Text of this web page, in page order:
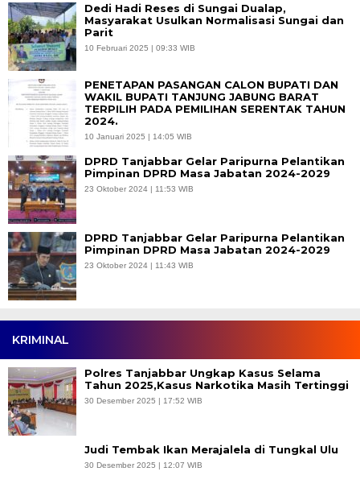
Dedi Hadi Reses di Sungai Dualap,
Masyarakat Usulkan Normalisasi Sungai dan
Parit
10 Februari 2025 | 09:33 WIB
PENETAPAN PASANGAN CALON BUPATI DAN
WAKIL BUPATI TANJUNG JABUNG BARAT
TERPILIH PADA PEMILIHAN SERENTAK TAHUN
2024.
10 Januari 2025 | 14:05 WIB
DPRD Tanjabbar Gelar Paripurna Pelantikan
Pimpinan DPRD Masa Jabatan 2024-2029
23 Oktober 2024 | 11:53 WIB
DPRD Tanjabbar Gelar Paripurna Pelantikan
Pimpinan DPRD Masa Jabatan 2024-2029
23 Oktober 2024 | 11:43 WIB
KRIMINAL
Polres Tanjabbar Ungkap Kasus Selama
Tahun 2025,Kasus Narkotika Masih Tertinggi
30 Desember 2025 | 17:52 WIB
Judi Tembak Ikan Merajalela di Tungkal Ulu
30 Desember 2025 | 12:07 WIB